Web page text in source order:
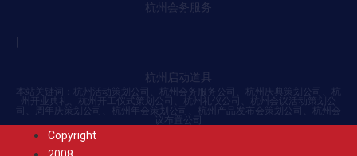
杭州会务服务
杭州启动道具
本站关键词：杭州活动策划公司、杭州会务服务公司、杭州庆典策划公司、杭
州开业典礼、杭州开工仪式策划公司、杭州礼仪公司、杭州会议活动策划公
司、周年庆策划公司、杭州年会策划公司、杭州产品发布会策划公司、杭州会
议布置公司
Copyright